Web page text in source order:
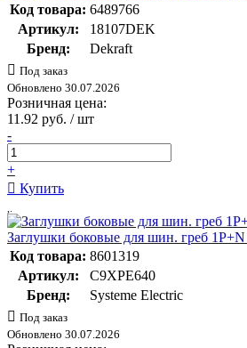
Код товара: 6489766
Артикул:
18107DEK
Бренд:
Dekraft
Под заказ
Обновлено 30.07.2026
Розничная цена:
11.92 руб. / шт
-
+
Купить
Заглушки боковые для шин. греб
Код товара: 8601319
Артикул:
C9XPE640
Бренд:
Systeme Electric
Под заказ
Обновлено 30.07.2026